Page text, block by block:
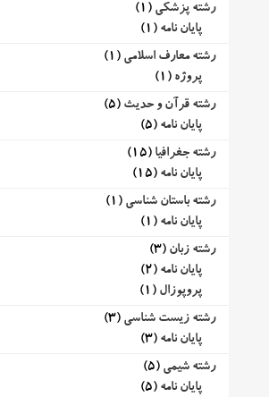
رشته پزشکی (1)
پایان نامه (1)
رشته معارف اسلامی (1)
پروژه (1)
رشته قرآن و حدیث (5)
پایان نامه (5)
رشته جغرافیا (15)
پایان نامه (15)
رشته باستان شناسی (1)
پایان نامه (1)
رشته زبان (3)
پایان نامه (2)
پروپوزال (1)
رشته زیست شناسی (3)
پایان نامه (3)
رشته شیمی (5)
پایان نامه (5)